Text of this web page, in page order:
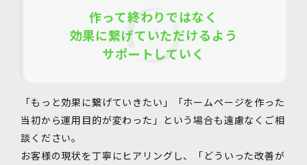
作って終わりではなく
効果に繋げていただけるよう
サポートしていく
「もっと効果に繋げていきたい」「ホームページを作った
当初から運用目的が変わった」という場合も遠慮なくご相
談ください。
お客様の現状を丁寧にヒアリングし、「どういった改善が